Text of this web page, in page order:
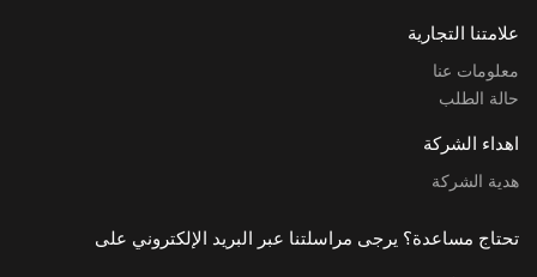
علامتنا التجارية
معلومات عنا
حالة الطلب
اهداء الشركة
هدية الشركة
تحتاج مساعدة؟ يرجى مراسلتنا عبر البريد الإلكتروني على